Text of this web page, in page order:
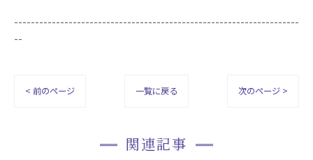
--------------------------------------------------------------------
--
< 前のページ 一覧に戻る 次のページ >
関連記事